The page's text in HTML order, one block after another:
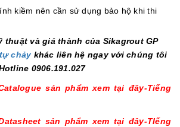
kiềm nên cần sử dụng bảo hộ khi thi
thuật và giá thành của Sikagrout GP
chảy khác liên hệ ngay với chúng tôi
0906.191.027
sản phẩm xem tại đây-Tiếng
sản phẩm xem tại đây-TIếng